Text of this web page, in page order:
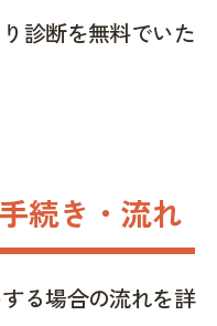
診断を無料でいた
続き・流れ
る場合の流れを詳